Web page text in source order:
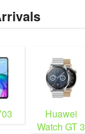
Huawei
Watch GT 3